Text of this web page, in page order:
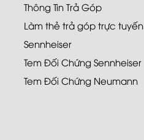
Thông Tin Trả Góp
Làm thẻ trả góp trực tuyến
Sennheiser
Tem Đối Chứng Sennheiser
Tem Đối Chứng Neumann